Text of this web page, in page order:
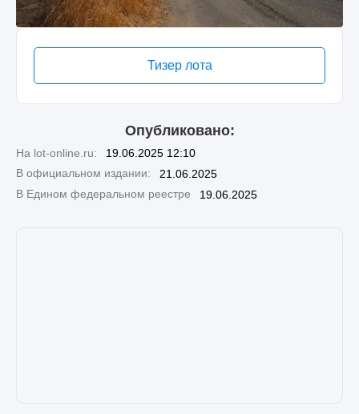
Тизер лота
Опубликовано:
На lot-online.ru:
19.06.2025 12:10
В официальном издании:
21.06.2025
В Едином федеральном реестре
19.06.2025